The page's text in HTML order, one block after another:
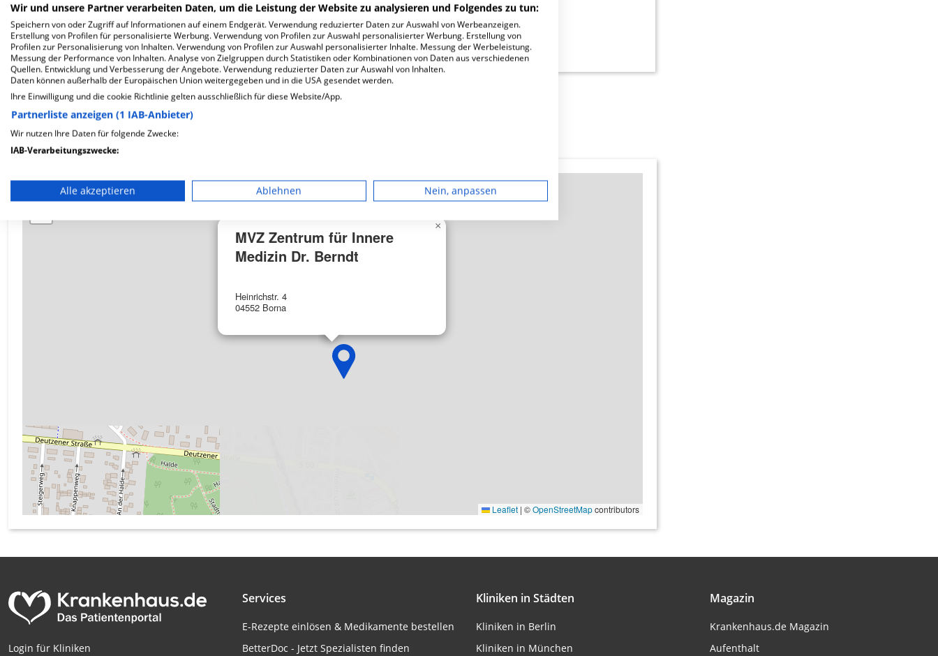
Wie ist die Telefonnummer von MVZ Zentrum für Innere Medizin Dr. Berndt?
Karte
MVZ Zentrum für Innere
Medizin Dr. Berndt
Heinrichstr. 4
04552 Borna
×
Leaflet | ©OpenStreetMapcontributors
Login für Kliniken
Services
E-Rezepte einlösen & Medikamente bestellen
BetterDoc - Jetzt Spezialisten finden
Kliniken in Städten
Kliniken in Berlin
Kliniken in München
Magazin
Krankenhaus.de Magazin
Aufenthalt
Wir und unsere Partner verarbeiten Daten, um die Leistung der Website zu analysieren und Folgendes zu tun:
Speichern von oder Zugriff auf Informationen auf einem Endgerät. Verwendung reduzierter Daten zur Auswahl von Werbeanzeigen.
Erstellung von Profilen für personalisierte Werbung. Verwendung von Profilen zur Auswahl personalisierter Werbung. Erstellung von
Profilen zur Personalisierung von Inhalten. Verwendung von Profilen zur Auswahl personalisierter Inhalte. Messung der Werbeleistung.
Messung der Performance von Inhalten. Analyse von Zielgruppen durch Statistiken oder Kombinationen von Daten aus verschiedenen
Quellen. Entwicklung und Verbesserung der Angebote. Verwendung reduzierter Daten zur Auswahl von Inhalten.
Daten können außerhalb der Europäischen Union weitergegeben und in die USA gesendet werden.
Ihre Einwilligung und die cookie Richtlinie gelten ausschließlich für diese Website/App.
Partnerliste anzeigen (1 IAB-Anbieter)
Wir nutzen Ihre Daten für folgende Zwecke:
IAB-Verarbeitungszwecke:
Verwendung reduzierter Daten zur Auswahl von Werbeanzeigen
Erstellung von Profilen für personalisierte Werbung
Verwendung von Profilen zur Auswahl personalisierter Werbung
Verwendung von Profilen zur Auswahl personalisierter Inhalte
Entwicklung und Verbesserung der Angebote
Verwendung reduzierter Daten zur Auswahl von Inhalten
IAB-Besonderheiten:
Verwendung genauer Standortdaten
Notwendig
Performance
Funktional
Alle akzeptieren Ablehnen Nein, anpassen